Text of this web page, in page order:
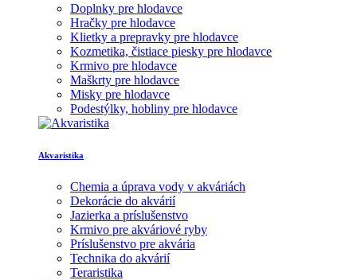
Doplnky pre hlodavce
Hračky pre hlodavce
Klietky a prepravky pre hlodavce
Kozmetika, čistiace piesky pre hlodavce
Krmivo pre hlodavce
Maškrty pre hlodavce
Misky pre hlodavce
Podestýlky, hobliny pre hlodavce
Akvaristika
Chemia a úprava vody v akváriách
Dekorácie do akvárií
Jazierka a príslušenstvo
Krmivo pre akváriové ryby
Príslušenstvo pre akvária
Technika do akvárií
Teraristika